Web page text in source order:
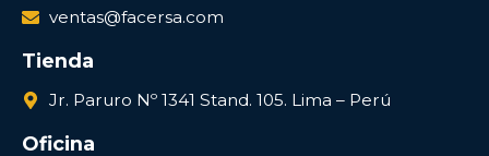
ventas@facersa.com
Tienda
Jr. Paruro Nº 1341 Stand. 105. Lima – Perú
Oficina